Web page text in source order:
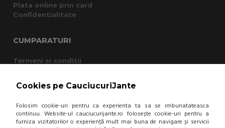
Cookies pe CauciucuriJante
Folosim cookie-uri pentru ca experienta ta sa se imbunatateasca
continuu. Website-ul cauciucurijante.ro folosește cookie-uri pentru a
furniza vizitatorilor o experiență mult mai buna de navigare și servicii
Plata online prin card
Confidentialitate
CUMPARATURI
Termeni si conditii
Mod de livrare
Panou de control GDPR